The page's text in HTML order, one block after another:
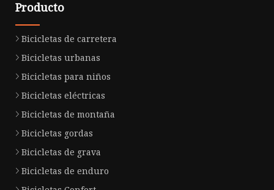
Producto
Bicicletas de carretera
Bicicletas urbanas
Bicicletas para niños
Bicicletas eléctricas
Bicicletas de montaña
Bicicletas gordas
Bicicletas de grava
Bicicletas de enduro